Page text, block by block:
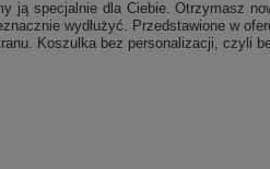
ją specjalnie dla Ciebie. Otrzymasz
wydłużyć. Przedstawione w
Koszulka bez personalizacji, czyli